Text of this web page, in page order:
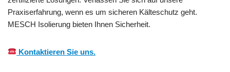
Praxiserfahrung, wenn es um sicheren Kälteschutz geht.
MESCH Isolierung bieten Ihnen Sicherheit.
Kontaktieren Sie uns.